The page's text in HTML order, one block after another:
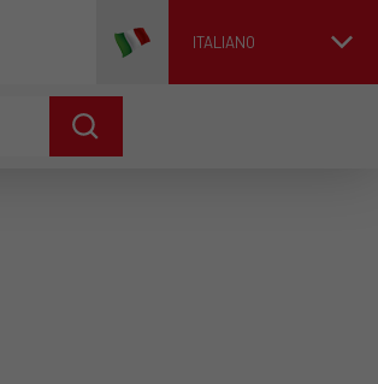
ITALIANO